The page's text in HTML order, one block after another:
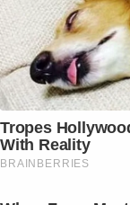
Tropes
With Reality
BRAINBERRIES